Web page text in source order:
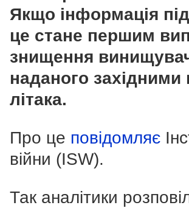
Якщо інформація
це стане першим
знищення
наданого
літака.
Про це повідомляє
війни (ISW).
Так аналітики